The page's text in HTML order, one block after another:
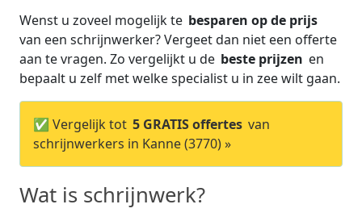
Wenst u zoveel mogelijk te besparen op de prijs
van een schrijnwerker? Vergeet dan niet een offerte
aan te vragen. Zo vergelijkt u de beste prijzen en
bepaalt u zelf met welke specialist u in zee wilt gaan.
✅ Vergelijk tot 5 GRATIS offertes van
schrijnwerkers in Kanne (3770) »
Wat is schrijnwerk?